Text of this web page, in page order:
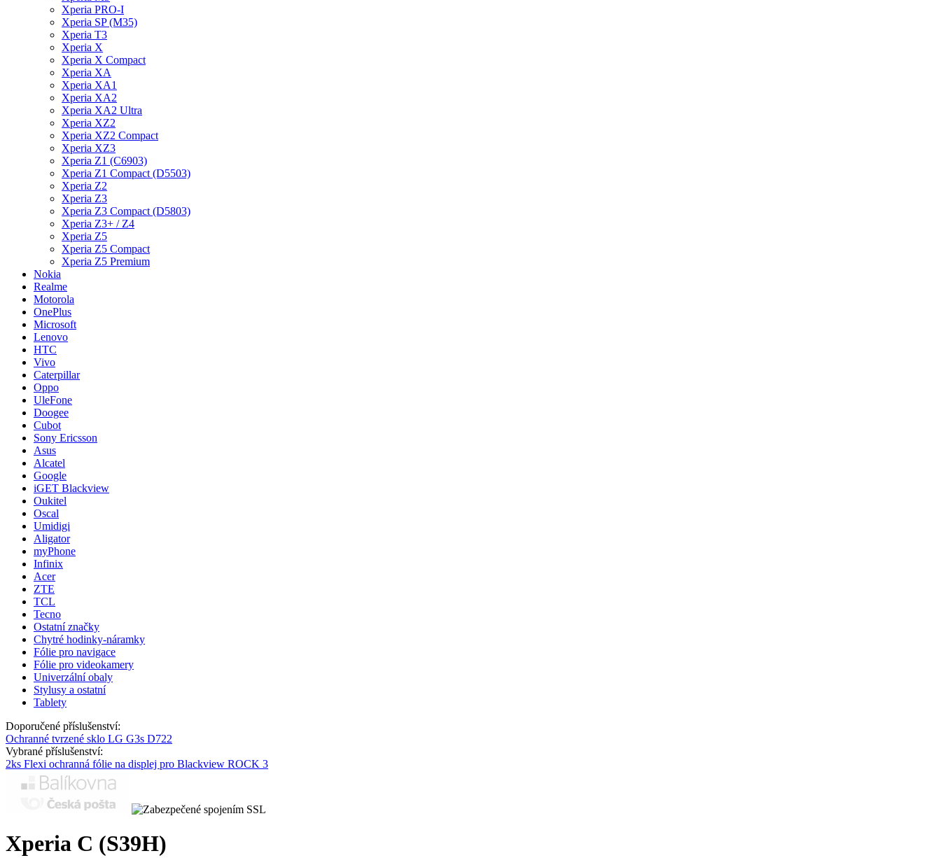
Xperia PRO-I
Xperia SP (M35)
Xperia T3
Xperia X
Xperia X Compact
Xperia XA
Xperia XA1
Xperia XA2
Xperia XA2 Ultra
Xperia XZ2
Xperia XZ2 Compact
Xperia XZ3
Xperia Z1 (C6903)
Xperia Z1 Compact (D5503)
Xperia Z2
Xperia Z3
Xperia Z3 Compact (D5803)
Xperia Z3+ / Z4
Xperia Z5
Xperia Z5 Compact
Xperia Z5 Premium
Nokia
Realme
Motorola
OnePlus
Microsoft
Lenovo
HTC
Vivo
Caterpillar
Oppo
UleFone
Doogee
Cubot
Sony Ericsson
Asus
Alcatel
Google
iGET Blackview
Oukitel
Oscal
Umidigi
Aligator
myPhone
Infinix
Acer
ZTE
TCL
Tecno
Ostatní značky
Chytré hodinky-náramky
Fólie pro navigace
Fólie pro videokamery
Univerzální obaly
Stylusy a ostatní
Tablety
Doporučené příslušenství:
Ochranné tvrzené sklo LG G3s D722
Vybrané příslušenství:
2ks Flexi ochranná fólie na displej pro Blackview ROCK 3
Xperia C (S39H)